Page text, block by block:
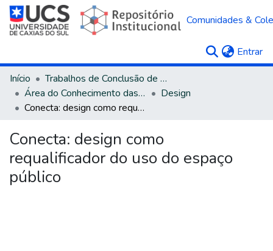
Comunidades &
Entrar
Início
Trabalhos de Conclusão de Curso
Área do Conhecimento das Ciências Sociais Aplicadas
Design
Conecta: design como requalificador do uso do espaço público
Conecta: design como
requalificador do uso do espaço
público